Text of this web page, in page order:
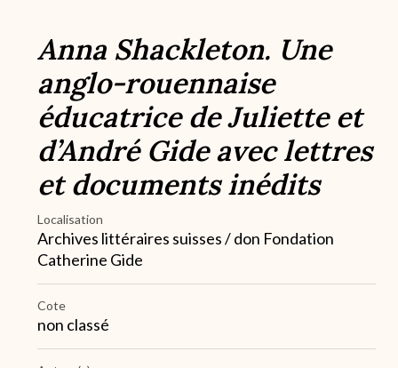
Anna Shackleton. Une
anglo-rouennaise
éducatrice de Juliette et
d’André Gide avec lettres
et documents inédits
Localisation
Archives littéraires suisses / don Fondation
Catherine Gide
Cote
non classé